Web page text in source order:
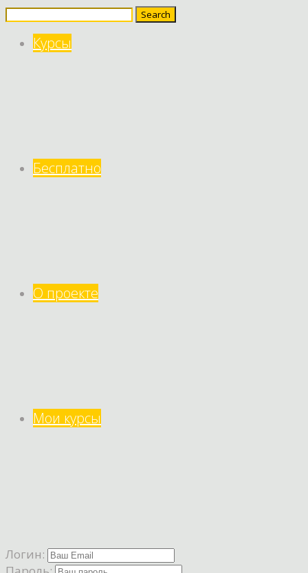
Search
Курсы
Бесплатно
О проекте
Мои курсы
Логин: